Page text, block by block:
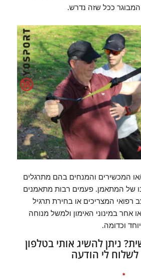
ככל שזה נדרש.
או המכשירים והמנחים בהם מתרגלים
של המתאמן. פעמים רבות מתאמנים
רפואי המצריכים או בחירת תרגיל
אחר במינוני האימון ולמשל מנוחה
וכדומה.
ניתן להשיג אותי בטלפון
*